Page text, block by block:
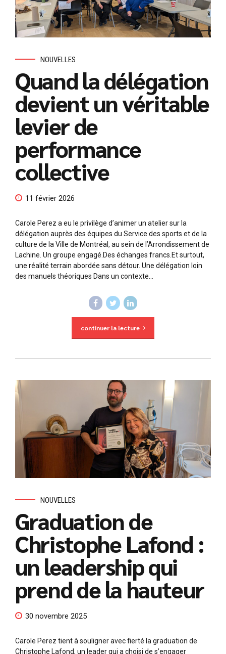
NOUVELLES
Quand la délégation
devient un véritable
levier de
performance
collective
11 février 2026
Carole Perez a eu le privilège d’animer un atelier sur la
délégation auprès des équipes du Service des sports et de la
culture de la Ville de Montréal, au sein de l’Arrondissement de
Lachine. Un groupe engagé.Des échanges francs.Et surtout,
une réalité terrain abordée sans détour. Une délégation loin
des manuels théoriques Dans un contexte...
continuer la lecture
NOUVELLES
Graduation de
Christophe Lafond :
un leadership qui
prend de la hauteur
30 novembre 2025
Carole Perez tient à souligner avec fierté la graduation de
Christophe Lafond, un leader qui a choisi de s’engager